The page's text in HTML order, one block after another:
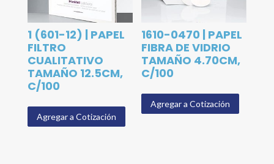
1 (601-12) | PAPEL
FILTRO
CUALITATIVO
TAMAÑO 12.5CM,
C/100
Agregar a Cotización
1610-0470 | PAPEL
FIBRA DE VIDRIO
TAMAÑO 4.70CM,
C/100
Agregar a Cotización